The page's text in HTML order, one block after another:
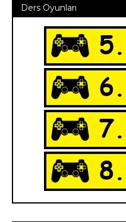
Ders Oyunları